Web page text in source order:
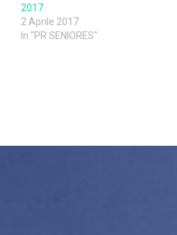
2017
2 Aprile 2017
In "PR SENIORES"